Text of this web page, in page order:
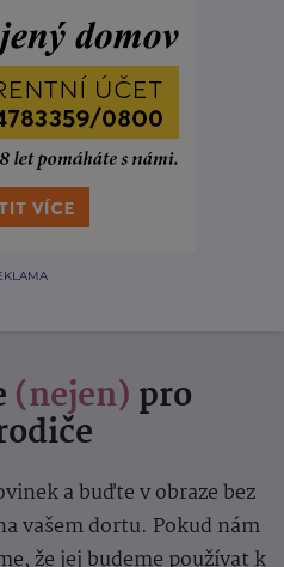
(nejen) pro
a buďte v obraze bez
vašem dortu. Pokud nám
že jej budeme používat k